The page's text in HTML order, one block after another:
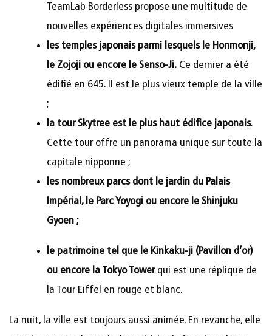
TeamLab Borderless propose une multitude de
nouvelles expériences digitales immersives
les temples japonais parmi lesquels le Honmonji,
le Zojoji ou encore le Senso-Ji. Ce dernier a été
édifié en 645. Il est le plus vieux temple de la ville
;
la tour Skytree est le plus haut édifice japonais.
Cette tour offre un panorama unique sur toute la
capitale nipponne ;
les nombreux parcs dont le jardin du Palais
Impérial, le Parc Yoyogi ou encore le Shinjuku
Gyoen ;
le patrimoine tel que le Kinkaku-ji (Pavillon d’or)
ou encore la Tokyo Towerqui est une réplique de
la Tour Eiffel en rouge et blanc.
La nuit, la ville est toujours aussi animée. En revanche, elle